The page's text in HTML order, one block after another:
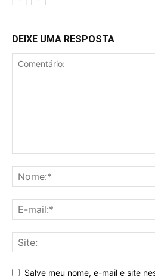
DEIXE UMA RESPOSTA
Salve meu nome, e-mail e site